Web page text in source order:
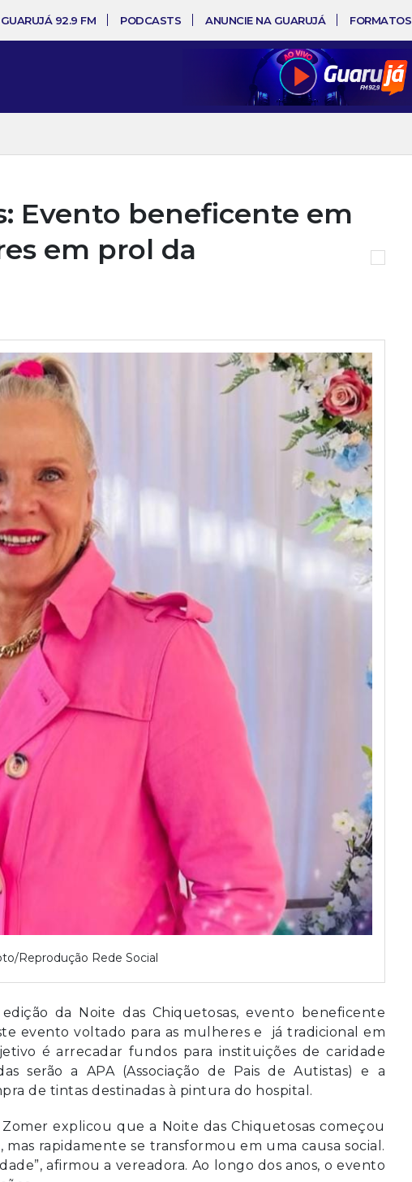
92.9 FM PODCASTS ANUNCIE NA GUARUJÁ FORMATOS
Evento beneficente em
em prol da
Reprodução Rede Social
da Noite das Chiquetosas, evento beneficente
evento voltado para as mulheres e já tradicional em
é arrecadar fundos para instituições de caridade
serão a APA (Associação de Pais de Autistas) e a
de tintas destinadas à pintura do hospital.
explicou que a Noite das Chiquetosas começou
rapidamente se transformou em uma causa social.
afirmou a vereadora. Ao longo dos anos, o evento